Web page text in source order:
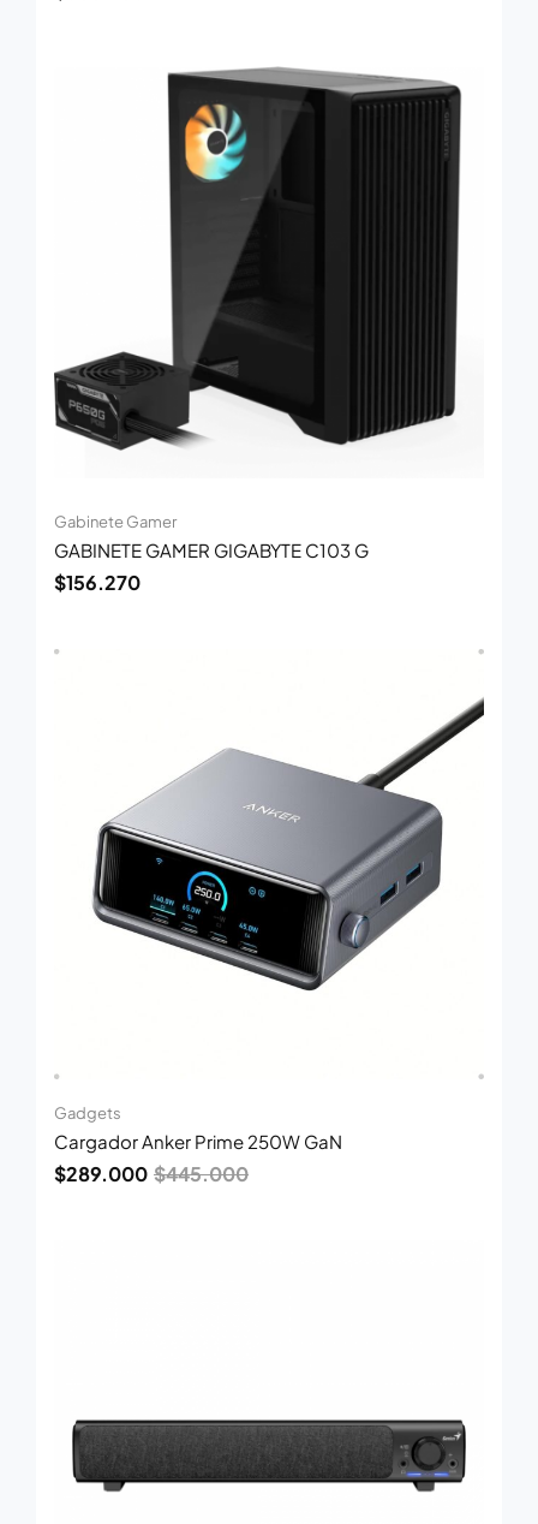
Gabinete Gamer
GABINETE GAMER GIGABYTE C103 G
$156.270
Gadgets
Cargador Anker Prime 250W GaN
$445.000
$289.000